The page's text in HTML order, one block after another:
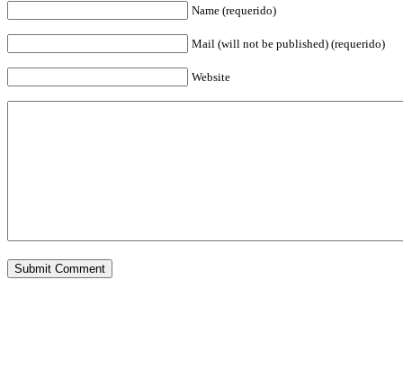
Name (requerido)
Mail (will not be published) (requerido)
Website